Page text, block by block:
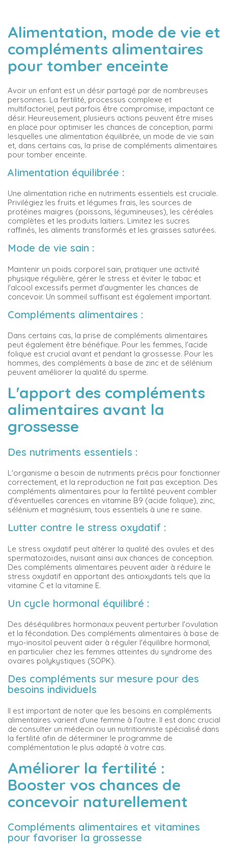
Alimentation, mode de vie et
compléments alimentaires
pour tomber enceinte
Avoir un enfant est un désir partagé par de nombreuses
personnes. La fertilité, processus complexe et
multifactoriel, peut parfois être compromise, impactant ce
désir. Heureusement, plusieurs actions peuvent être mises
en place pour optimiser les chances de conception, parmi
lesquelles une alimentation équilibrée, un mode de vie sain
et, dans certains cas, la prise de compléments alimentaires
pour tomber enceinte.
Alimentation équilibrée :
Une alimentation riche en nutriments essentiels est cruciale.
Privilégiez les fruits et légumes frais, les sources de
protéines maigres (poissons, légumineuses), les céréales
complètes et les produits laitiers. Limitez les sucres
raffinés, les aliments transformés et les graisses saturées.
Mode de vie sain :
Maintenir un poids corporel sain, pratiquer une activité
physique régulière, gérer le stress et éviter le tabac et
l'alcool excessifs permet d'augmenter les chances de
concevoir. Un sommeil suffisant est également important.
Compléments alimentaires :
Dans certains cas, la prise de compléments alimentaires
peut également être bénéfique. Pour les femmes, l'acide
folique est crucial avant et pendant la grossesse. Pour les
hommes, des compléments à base de zinc et de sélénium
peuvent améliorer la qualité du sperme.
L'apport des compléments
alimentaires avant la
grossesse
Des nutriments essentiels :
L'organisme a besoin de nutriments précis pour fonctionner
correctement, et la reproduction ne fait pas exception. Des
compléments alimentaires pour la fertilité peuvent combler
d'éventuelles carences en vitamine B9 (acide folique), zinc,
sélénium et magnésium, tous essentiels à une re saine.
Lutter contre le stress oxydatif :
Le stress oxydatif peut altérer la qualité des ovules et des
spermatozoïdes, nuisant ainsi aux chances de conception.
Des compléments alimentaires peuvent aider à réduire le
stress oxydatif en apportant des antioxydants tels que la
vitamine C et la vitamine E.
Un cycle hormonal équilibré :
Des déséquilibres hormonaux peuvent perturber l'ovulation
et la fécondation. Des compléments alimentaires à base de
myo-inositol peuvent aider à réguler l'équilibre hormonal,
en particulier chez les femmes atteintes du syndrome des
ovaires polykystiques (SOPK).
Des compléments sur mesure pour des
besoins individuels
Il est important de noter que les besoins en compléments
alimentaires varient d'une femme à l'autre. Il est donc crucial
de consulter un médecin ou un nutritionniste spécialisé dans
la fertilité afin de déterminer le programme de
complémentation le plus adapté à votre cas.
Améliorer la fertilité :
Booster vos chances de
concevoir naturellement
Compléments alimentaires et vitamines
pour favoriser la grossesse